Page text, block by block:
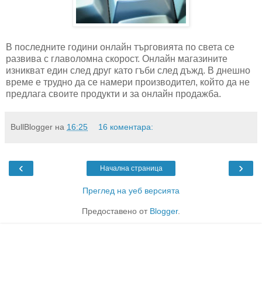
В последните години онлайн търговията по света се
развива с главоломна скорост. Онлайн магазините
изникват един след друг като гъби след дъжд. В днешно
време е трудно да се намери производител, който да не
предлага своите продукти и за онлайн продажба.
BullBlogger на 16:25 16 коментара:
‹ ›
Начална страница
Преглед на уеб версията
Предоставено от Blogger.